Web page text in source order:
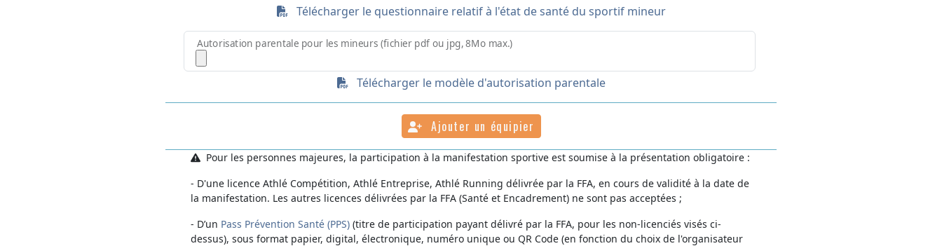
Télécharger le questionnaire relatif à l'état de santé du sportif mineur
Autorisation parentale pour les mineurs (fichier pdf ou jpg, 8Mo max.)
Télécharger le modèle d'autorisation parentale
Ajouter un équipier
Pour les personnes majeures, la participation à la manifestation sportive est soumise à la présentation obligatoire :
- D'une licence Athlé Compétition, Athlé Entreprise, Athlé Running délivrée par la FFA, en cours de validité à la date de
la manifestation. Les autres licences délivrées par la FFA (Santé et Encadrement) ne sont pas acceptées ;
- D’un Pass Prévention Santé (PPS) (titre de participation payant délivré par la FFA, pour les non-licenciés visés ci-
dessus), sous format papier, digital, électronique, numéro unique ou QR Code (en fonction du choix de l'organisateur